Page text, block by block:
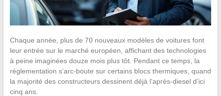
Chaque année, plus de 70 nouveaux modèles de voitures font
leur entrée sur le marché européen, affichant des technologies
à peine imaginées douze mois plus tôt. Pendant ce temps, la
réglementation s’arc-boute sur certains blocs thermiques, quand
la majorité des constructeurs dessinent déjà l’après-diesel d’ici
cinq ans.